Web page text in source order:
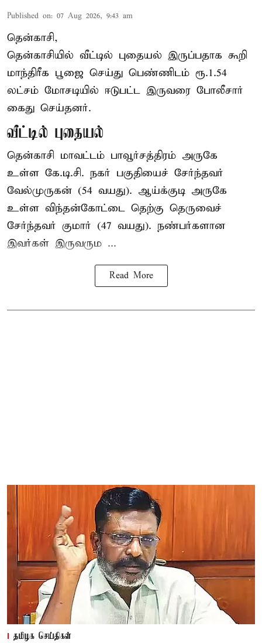
Published on: 07 Aug 2026, 9:43 am
தென்காசி,
தென்காசியில் வீட்டில் புதையல் இருப்பதாக கூறி
மாந்திரீக பூஜை செய்து பெண்ணிடம் ரூ.1.54
லட்சம் மோசடியில் ஈடுபட்ட இருவரை போலீசார்
கைது செய்தனர்.
வீட்டில் புதையல்
தென்காசி மாவட்டம் பாவூர்சத்திரம் அருகே
உள்ள கே.டி.சி. நகர் பகுதியைச் சேர்ந்தவர்
வேல்முருகன் (54 வயது). ஆய்க்குடி அருகே
உள்ள விந்தன்கோட்டை தெற்கு தெருவைச்
சேர்ந்தவர் குமார் (47 வயது). நண்பர்களான
இவர்கள் இருவரும ...
Read More
தமிழக செய்திகள்